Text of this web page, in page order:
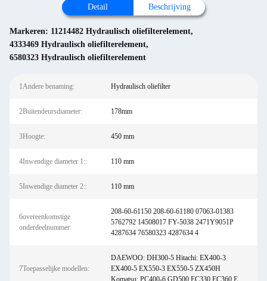
Detail Beschrijving
Markeren: 11214482 Hydraulisch oliefilterelement,
4333469 Hydraulisch oliefilterelement,
6580323 Hydraulisch oliefilterelement
1Andere benaming: Hydraulisch oliefilter
2Buitendeursdiameter: 178mm
3Hoogte: 450 mm
4Inwendige diameter 1:: 110 mm
5Inwendige diameter 2:: 110 mm
6overeenkomstige
onderdeelnummer:
208-60-61150 208-60-61180 07063-01383
5762792 14508017 FY-5038 2471Y9051P
4287634 76580323 4287634 4
7Toepasselijke modellen:
DAEWOO: DH300-5 Hitachi: EX400-3
EX400-5 EX550-3 EX550-5 ZX450H
Komatsu: PC400-6 GD500 EC330 EC360 E